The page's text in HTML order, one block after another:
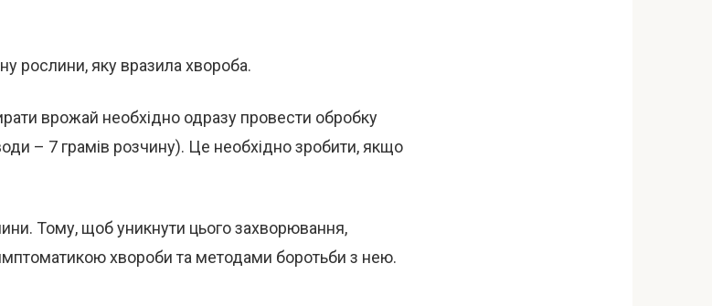
рослини, яку вразила хвороба.
врожай необхідно одразу провести обробку
– 7 грамів розчину). Це необхідно зробити, якщо
Тому, щоб уникнути цього захворювання,
хвороби та методами боротьби з нею.